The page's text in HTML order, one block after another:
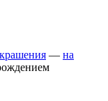
— на